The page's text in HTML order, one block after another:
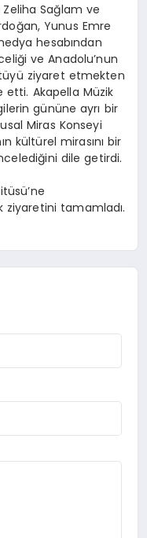
Zeliha Sağlam ve
Yunus Emre
hesabından
ve Anadolu’nun
ziyaret etmekten
Akapella Müzik
gününe ayrı bir
Miras Konseyi
kültürel mirasını bir
dile getirdi.
ziyaretini tamamladı.